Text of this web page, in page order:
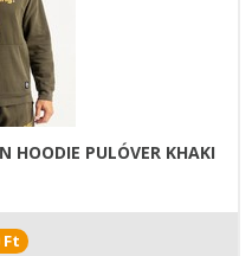
HOODIE PULÓVER KHAKI
Ft